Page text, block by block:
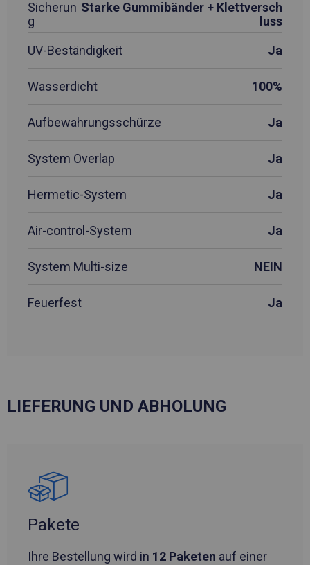
Sicherun
g
Starke Gummibänder + Klettversch
luss
UV-Beständigkeit
Ja
Wasserdicht 100%
Aufbewahrungsschürze Ja
System Overlap Ja
Hermetic-System Ja
Air-control-System Ja
System Multi-size NEIN
Feuerfest Ja
LIEFERUNG UND ABHOLUNG
Pakete
Ihre Bestellung wird in 12 Paketen auf einer